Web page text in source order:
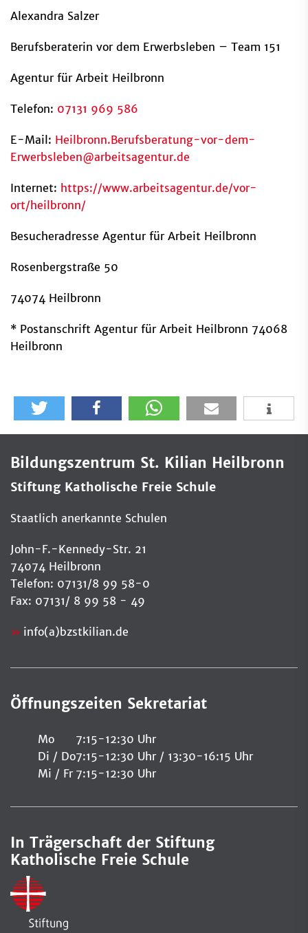
Alexandra Salzer
Berufsberaterin vor dem Erwerbsleben – Team 151
Agentur für Arbeit Heilbronn
Telefon: 07131 969 586
E-Mail: Heilbronn.Berufsberatung-vor-dem-
Erwerbsleben@arbeitsagentur.de
Internet: https://www.arbeitsagentur.de/vor-
ort/heilbronn/
Besucheradresse Agentur für Arbeit Heilbronn
Rosenbergstraße 50
74074 Heilbronn
* Postanschrift Agentur für Arbeit Heilbronn 74068
Heilbronn
Bildungszentrum St. Kilian Heilbronn
Stiftung Katholische Freie Schule
Staatlich anerkannte Schulen
John-F.-Kennedy-Str. 21
74074 Heilbronn
Telefon: 07131/8 99 58-0
Fax: 07131/ 8 99 58 - 49
info(a)bzstkilian.de
Öffnungszeiten Sekretariat
Mo
7:15-12:30 Uhr
Di / Do7:15-12:30 Uhr / 13:30-16:15 Uhr
Mi / Fr 7:15-12:30 Uhr
In Trägerschaft der Stiftung
Katholische Freie Schule